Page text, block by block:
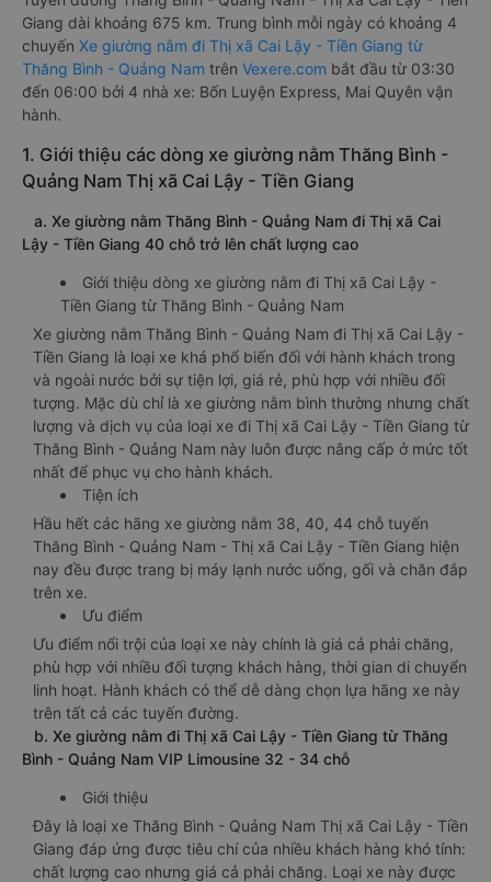
Giang dài khoảng 675 km. Trung bình mỗi ngày có khoảng 4
chuyến Xe giường nằm đi Thị xã Cai Lậy - Tiền Giang từ
Thăng Bình - Quảng Nam trên Vexere.com bắt đầu từ 03:30
đến 06:00 bởi 4 nhà xe: Bốn Luyện Express, Mai Quyên vận
hành.
1. Giới thiệu các dòng xe giường nằm Thăng Bình -
Quảng Nam Thị xã Cai Lậy - Tiền Giang
a. Xe giường nằm Thăng Bình - Quảng Nam đi Thị xã Cai
Lậy - Tiền Giang 40 chỗ trở lên chất lượng cao
Giới thiệu dòng xe giường nằm đi Thị xã Cai Lậy -
Tiền Giang từ Thăng Bình - Quảng Nam
Xe giường nằm Thăng Bình - Quảng Nam đi Thị xã Cai Lậy -
Tiền Giang là loại xe khá phổ biến đối với hành khách trong
và ngoài nước bởi sự tiện lợi, giá rẻ, phù hợp với nhiều đối
tượng. Mặc dù chỉ là xe giường nằm bình thường nhưng chất
lượng và dịch vụ của loại xe đi Thị xã Cai Lậy - Tiền Giang từ
Thăng Bình - Quảng Nam này luôn được nâng cấp ở mức tốt
nhất để phục vụ cho hành khách.
Tiện ích
Hầu hết các hãng xe giường nằm 38, 40, 44 chỗ tuyến
Thăng Bình - Quảng Nam - Thị xã Cai Lậy - Tiền Giang hiện
nay đều được trang bị máy lạnh nước uống, gối và chăn đắp
trên xe.
Ưu điểm
Ưu điểm nổi trội của loại xe này chính là giá cả phải chăng,
phù hợp với nhiều đối tượng khách hàng, thời gian di chuyển
linh hoạt. Hành khách có thể dễ dàng chọn lựa hãng xe này
trên tất cả các tuyến đường.
b. Xe giường nằm đi Thị xã Cai Lậy - Tiền Giang từ Thăng
Bình - Quảng Nam VIP Limousine 32 - 34 chỗ
Giới thiệu
Đây là loại xe Thăng Bình - Quảng Nam Thị xã Cai Lậy - Tiền
Giang đáp ứng được tiêu chí của nhiều khách hàng khó tính:
chất lượng cao nhưng giá cả phải chăng. Loại xe này được